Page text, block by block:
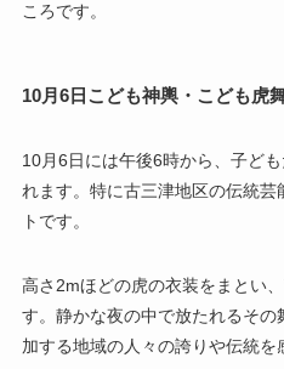
ころです。
10月6日こども神輿・こども虎
10月6日には午後6時から、子ど
れます。特に古三津地区の伝統
トです。
高さ2mほどの虎の衣装をまとい
す。静かな夜の中で放たれるそ
加する地域の人々の誇りや伝統を